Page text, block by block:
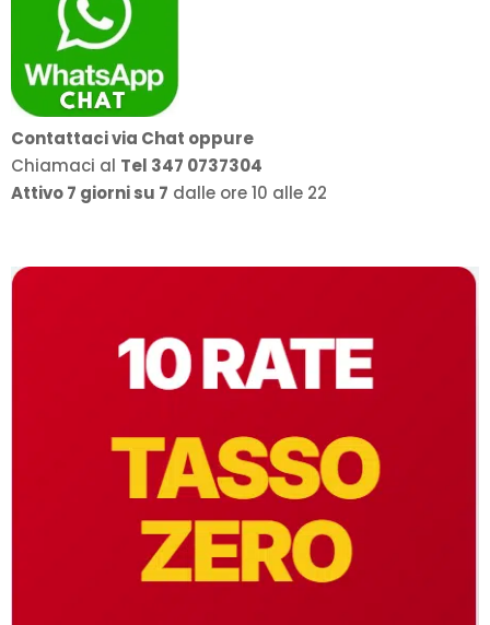
Contattaci via Chat oppure
Chiamaci al Tel 347 0737304
Attivo 7 giorni su 7 dalle ore 10 alle 22